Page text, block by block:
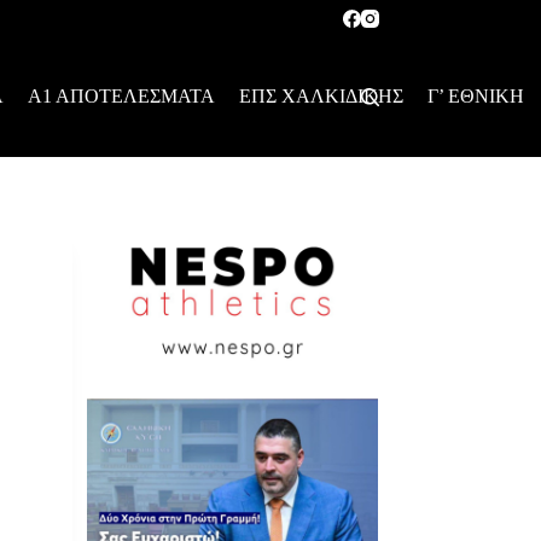
Α1 ΑΠΟΤΕΛΕΣΜΑΤΑ ΕΠΣ ΧΑΛΚΙΔΙΚΗΣ Γ’ ΕΘΝΙΚΗ